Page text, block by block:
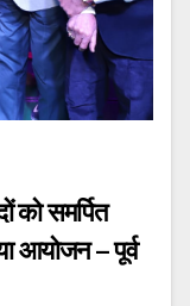
को समर्पित
आयोजन – पूर्व